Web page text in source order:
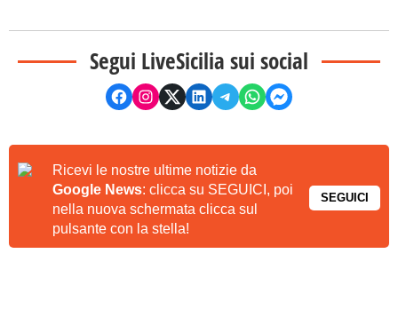
Segui LiveSicilia sui social
Ricevi le nostre ultime notizie da
Google News: clicca su SEGUICI, poi
nella nuova schermata clicca sul
pulsante con la stella!
SEGUICI